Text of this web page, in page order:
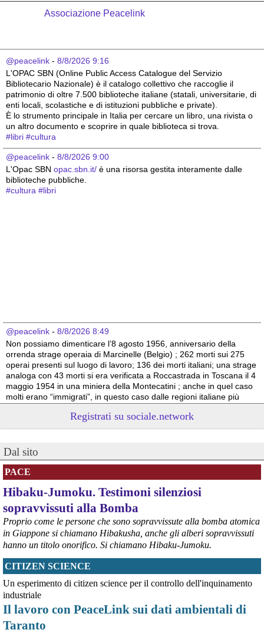
Associazione Peacelink
@peacelink - 8/8/2026 9:16
L'OPAC SBN (Online Public Access Catalogue del Servizio
Bibliotecario Nazionale) è il catalogo collettivo che raccoglie il
patrimonio di oltre 7.500 biblioteche italiane (statali, universitarie, di
enti locali, scolastiche e di istituzioni pubbliche e private).
È lo strumento principale in Italia per cercare un libro, una rivista o
un altro documento e scoprire in quale biblioteca si trova.
#libri #cultura
@peacelink - 8/8/2026 9:00
L'Opac SBN opac.sbn.it/ è una risorsa gestita interamente dalle
biblioteche pubbliche.
#cultura #libri
@peacelink - 8/8/2026 8:49
Non possiamo dimenticare l’8 agosto 1956, anniversario della
orrenda strage operaia di Marcinelle (Belgio) ; 262 morti sui 275
operai presenti sul luogo di lavoro; 136 dei morti italiani; una strage
analoga con 43 morti si era verificata a Roccastrada in Toscana il 4
maggio 1954 in una miniera della Montecatini ; anche in quel caso
molti erano “immigrati”, in questo caso dalle regioni italiane più
Vito Totire, portavoce RETE NAZIONALE LAVORO SICURO
#migranti #lavoratori #Marcinelle
@peacelink - 6/8/2026 21:53
askanews.it/2026/08/05/ex-ilva
“Dal confronto con tutti gli attori e dai contributi raccolti il Governo
elaborerà, come concordato a Palazzo Chigi, un piano straordinario
per Taranto”, avrebbe detto il ministro Urso.
#Taranto #
Registrati su sociale.network
Dal sito
PACE
Hibaku-Jumoku. Testimoni silenziosi
sopravvissuti alla Bomba
Proprio come le persone che sono sopravvissute alla bomba atomica
in Giappone si chiamano Hibakusha, anche gli alberi sopravvissuti
hanno un titolo onorifico. Si chiamano Hibaku-Jumoku.
CITIZEN SCIENCE
Un esperimento di citizen science per il controllo dell'inquinamento
industriale
Il lavoro con PeaceLink sui dati ambientali di
Taranto